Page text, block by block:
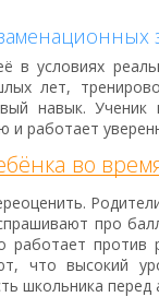
в условиях
лет,
навык. Ученик
и работает
во
про
работает против
что высокий
школьника перед